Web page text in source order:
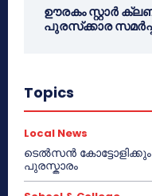
ഊരകം സ്റ്റാർ
പുരസ്‌ക്കാര
Topics
Local News
ടെൽസൻ
പുരസ്കാരം